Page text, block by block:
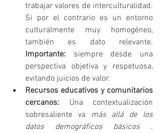
trabajar valores de interculturalidad.
Si por el contrario es un entorno
culturalmente muy homogéneo,
Importante: siempre desde una
perspectiva objetiva y respetuosa,
evitando juicios de valor.
Recursos educativos y comunitarios
cercanos: Una contextualización
sobresaliente va más allá de los
datos demográficos básicos .